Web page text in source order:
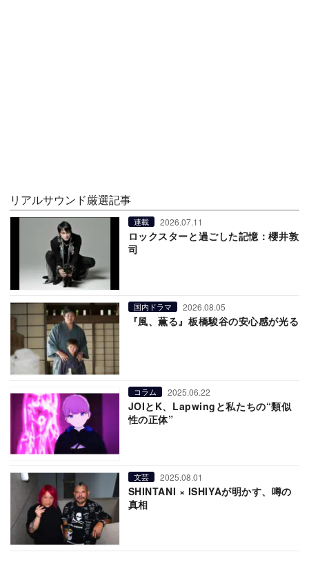
リアルサウンド厳選記事
連載 2026.07.11
ロックスターと過ごした記憶：櫻井敦
司
国内ドラマ 2026.08.05
『風、薫る』板橋駿谷の安心感が光る
コラム 2025.06.22
JOIとK、Lapwingと私たちの“類似
性の正体”
文芸 2025.08.01
SHINTANI × ISHIYAが明かす、噂の
真相